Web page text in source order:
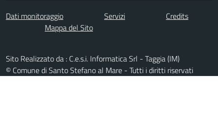
Dati monitoraggio Servizi
Credits
Mappa del Sito
Sito Realizzato da : C.e.s.i. Informatica Srl - Taggia (IM)
© Comune di Santo Stefano al Mare - Tutti i diritti riservati